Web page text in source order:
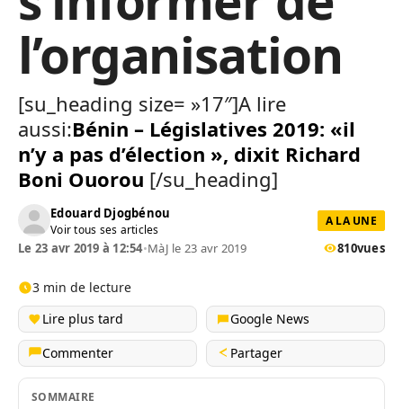
l’organisation
[su_heading size= »17″]A lire
aussi:Bénin – Législatives 2019: «il
n’y a pas d’élection », dixit Richard
Boni Ouorou [/su_heading]
Edouard Djogbénou
Voir tous ses articles
A LA UNE
Le 23 avr 2019 à 12:54•MàJ le 23 avr 2019 810vues
3 min de lecture
Lire plus tard
Google News
Commenter
Partager
SOMMAIRE